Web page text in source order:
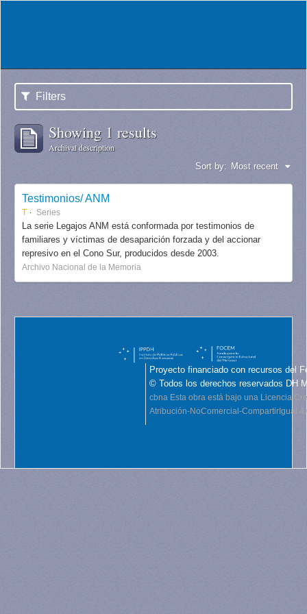
Filters
Showing 1 results
Archival description
Sort by: Most recent
Testimonios/ ANM
T Series
La serie Legajos ANM está conformada por testimonios de
familiares y víctimas de desaparición forzada y del accionar
represivo en el Cono Sur, producidos desde 2003.
Archivo Nacional de la Memoria
Proyecto financiado con recursos del
© Todos los derechos reservados DH
cbna Esta obra está bajo una Licencia
Atribución-NoComercial-CompartirIgual